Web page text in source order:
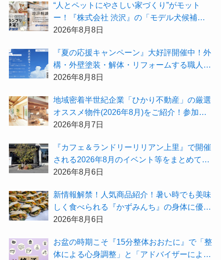
“人とペットにやさしい家づくり”がモット
ー！『株式会社 渋沢』の「モデル犬候補」
が選出されました★『テーマ別 住宅相談
2026年8月8日
『夏の応援キャンペーン』大好評開催中！外
構・外壁塗装・解体・リフォームする職人を
探すなら『街の職人さん.com』がオススメ
2026年8月8日
地域密着半世紀企業「ひかり不動産」の厳選
オススメ物件(2026年8月)をご紹介！参加費
無料『”木の家”新潟工場見学会』のご予約も
2026年8月7日
『カフェ＆ランドリーリリアン上里』で開催
される2026年8月のイベント等をまとめてご
紹介！
2026年8月6日
新情報解禁！人気商品紹介！暑い時でも美味
しく食べられる『かずみんち』の身体に優し
い天然酵母手作り減塩パンを召し上がれ♪
2026年8月6日
お盆の時期こそ『15分整体おおたに』で「整
体による心身調整」と「アドバイザーによる